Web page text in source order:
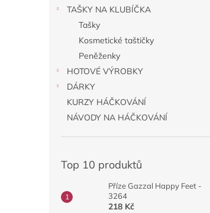
TAŠKY NA KLUBÍČKA
Tašky
Kosmetické taštičky
Peněženky
HOTOVÉ VÝROBKY
DÁRKY
KURZY HÁČKOVÁNÍ
NÁVODY NA HÁČKOVÁNÍ
Top 10 produktů
Příze Gazzal Happy Feet -
3264
218 Kč